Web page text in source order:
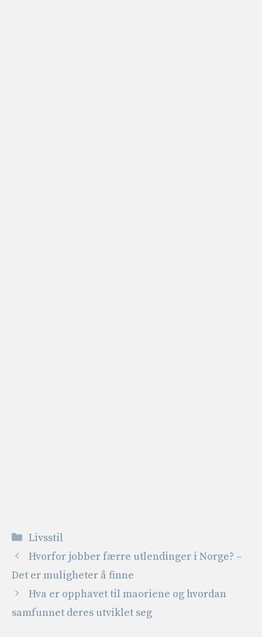
Kategorier
Livsstil
Hvorfor jobber færre utlendinger i Norge? –
Det er muligheter å finne
Hva er opphavet til maoriene og hvordan
samfunnet deres utviklet seg